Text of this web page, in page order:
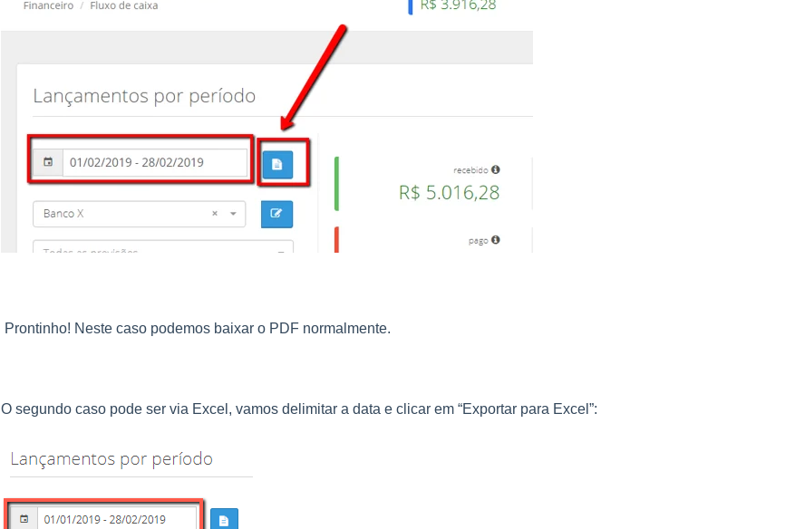
Prontinho! Neste caso podemos baixar o PDF normalmente.
O segundo caso pode ser via Excel, vamos delimitar a data e clicar em “Exportar para Excel”: